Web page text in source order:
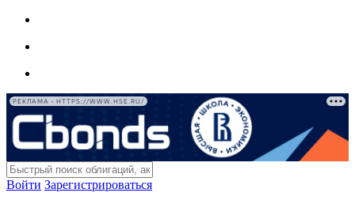
РЕКЛАМА • HTTPS://WWW.HSE.RU/
Войти Зарегистрироваться